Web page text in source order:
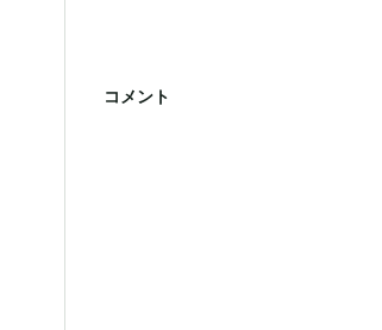
コメント